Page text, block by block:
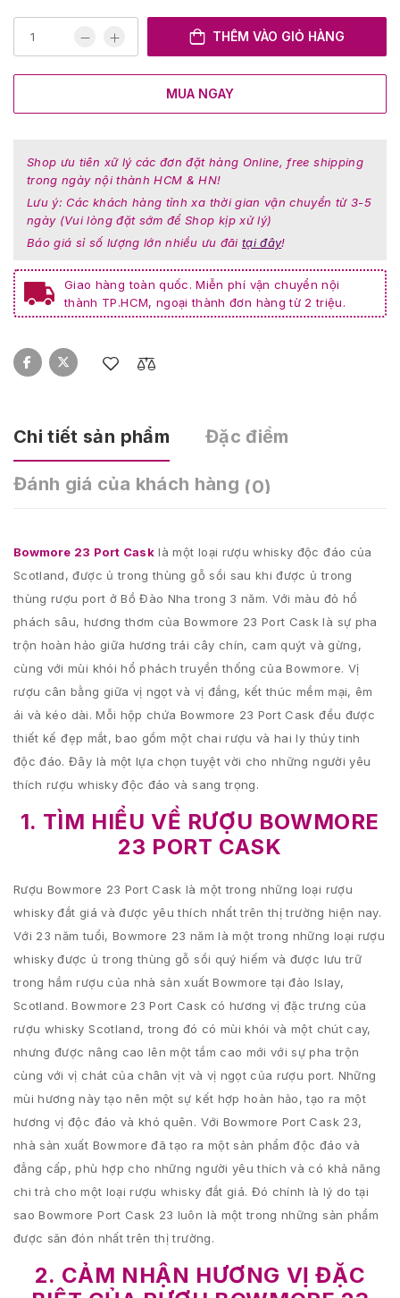
THÊM VÀO GIỎ HÀNG
MUA NGAY
Shop ưu tiên xữ lý các đơn đặt hàng Online, free shipping
trong ngày nội thành HCM & HN!
Lưu ý: Các khách hàng tỉnh xa thời gian vận chuyển từ 3-5
ngày (Vui lòng đặt sớm để Shop kịp xử lý)
Báo giá sỉ số lượng lớn nhiều ưu đãi tại đây!
Giao hàng toàn quốc. Miễn phí vận chuyển nội
thành TP.HCM, ngoại thành đơn hàng từ 2 triệu.
Chi tiết sản phẩm Đặc điểm
Đánh giá của khách hàng (0)
Bowmore 23 Port Cask là một loại rượu whisky độc đáo của
Scotland, được ủ trong thùng gỗ sồi sau khi được ủ trong
thùng rượu port ở Bồ Đào Nha trong 3 năm. Với màu đỏ hổ
phách sâu, hương thơm của Bowmore 23 Port Cask là sự pha
trộn hoàn hảo giữa hương trái cây chín, cam quýt và gừng,
cùng với mùi khói hổ phách truyền thống của Bowmore. Vị
rượu cân bằng giữa vị ngọt và vị đắng, kết thúc mềm mại, êm
ái và kéo dài. Mỗi hộp chứa Bowmore 23 Port Cask đều được
thiết kế đẹp mắt, bao gồm một chai rượu và hai ly thủy tinh
độc đáo. Đây là một lựa chọn tuyệt vời cho những người yêu
thích rượu whisky độc đáo và sang trọng.
1. TÌM HIỂU VỀ RƯỢU BOWMORE
23 PORT CASK
Rượu Bowmore 23 Port Cask là một trong những loại rượu
whisky đắt giá và được yêu thích nhất trên thị trường hiện nay.
Với 23 năm tuổi, Bowmore 23 năm là một trong những loại rượu
whisky được ủ trong thùng gỗ sồi quý hiếm và được lưu trữ
trong hầm rượu của nhà sản xuất Bowmore tại đảo Islay,
Scotland. Bowmore 23 Port Cask có hương vị đặc trưng của
rượu whisky Scotland, trong đó có mùi khói và một chút cay,
nhưng được nâng cao lên một tầm cao mới với sự pha trộn
cùng với vị chát của chân vịt và vị ngọt của rượu port. Những
mùi hương này tạo nên một sự kết hợp hoàn hảo, tạo ra một
hương vị độc đáo và khó quên. Với Bowmore Port Cask 23,
nhà sản xuất Bowmore đã tạo ra một sản phẩm độc đáo và
đẳng cấp, phù hợp cho những người yêu thích và có khả năng
chi trả cho một loại rượu whisky đắt giá. Đó chính là lý do tại
sao Bowmore Port Cask 23 luôn là một trong những sản phẩm
được săn đón nhất trên thị trường.
2. CẢM NHẬN HƯƠNG VỊ ĐẶC